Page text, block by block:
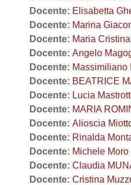
Docente: Elisabetta
Docente: Marina
Docente: Maria
Docente: Angelo
Docente: Massimiliano
Docente: BEATRICE
Docente: Lucia
Docente: MARIA
Docente: Alioscia
Docente: Rinalda
Docente: Michele Moro
Docente: Claudia
Docente: Cristina